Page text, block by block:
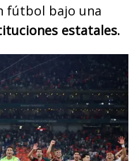
fútbol bajo una
estatales.